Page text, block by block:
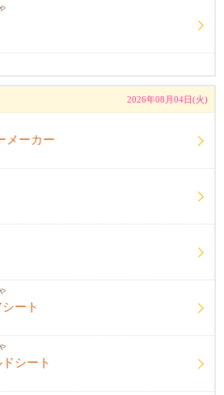
2026年08月04日(火)
メーカー
ート
シート